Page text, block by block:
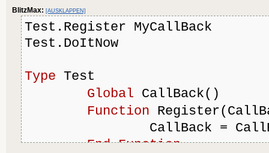
End Function
End
Type
Print
"hello"
+ i
Function
BlitzMax: [AUSKLAPPEN]
Test.Register MyCallBack
Test.DoItNow
Type Test
Global CallBack()
Function
CallBack =
End Function